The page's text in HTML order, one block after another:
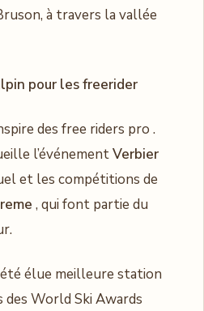
à travers la vallée
pour les freerider
des free riders pro .
l’événementVerbier
et les compétitions de
, qui font partie du
élue meilleure station
des World Ski Awards